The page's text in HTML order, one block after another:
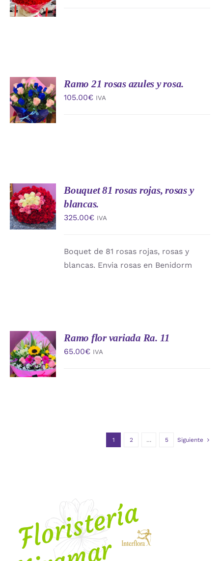
/
DETALLES
AÑADIR
AL
CARRITO
/
DETALLES
Ramo 21 rosas azules y rosa.
105.00€ IVA
AÑADIR
AL
CARRITO
/
DETALLES
Bouquet 81 rosas rojas, rosas y
blancas.
325.00€ IVA
Boquet de 81 rosas rojas, rosas y
blancas. Envia rosas en Benidorm
AÑADIR
AL
CARRITO
/
DETALLES
Ramo flor variada Ra. 11
65.00€ IVA
1 2 … 5 Siguiente